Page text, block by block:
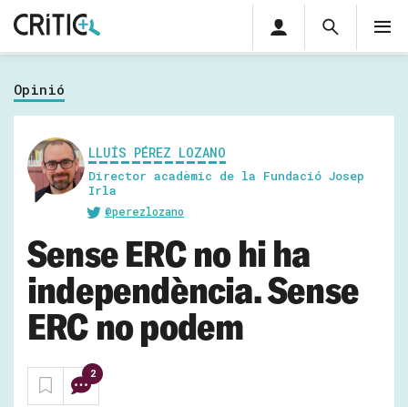
Cerca
Cerca
privada
Inicia sessió
Opinió
LLUÍS PÉREZ LOZANO
Director acadèmic de la Fundació Josep
Irla
@perezlozano
Sense ERC no hi ha
independència. Sense
ERC no podem
2